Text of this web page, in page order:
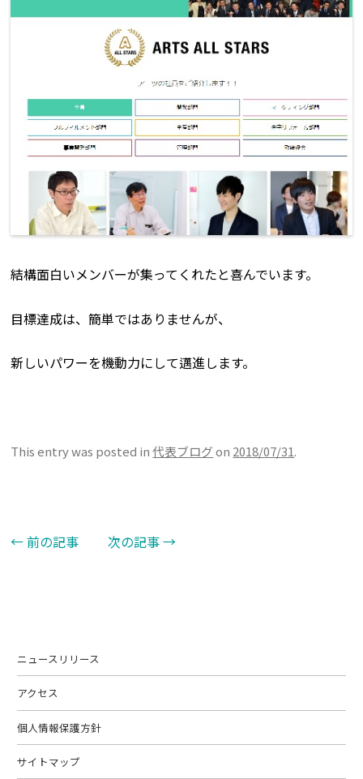
結構面白いメンバーが集ってくれたと喜んでいます。
目標達成は、簡単ではありませんが、
新しいパワーを機動力にして邁進します。
This entry was posted in代表ブログon 2018/07/31.
Post navigation
←前の記事 次の記事→
ニュースリリース
アクセス
個人情報保護方針
サイトマップ